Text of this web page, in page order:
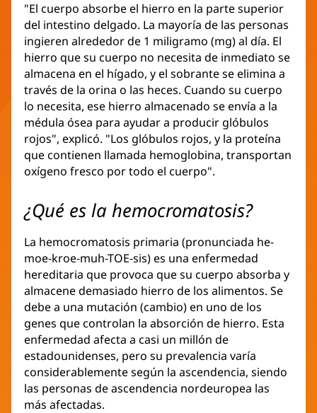
nueva)
una
ventana
nueva)
"El cuerpo absorbe el hierro en la parte superior
del intestino delgado. La mayoría de las personas
ingieren alrededor de 1 miligramo (mg) al día. El
hierro que su cuerpo no necesita de inmediato se
almacena en el hígado, y el sobrante se elimina a
través de la orina o las heces. Cuando su cuerpo
lo necesita, ese hierro almacenado se envía a la
médula ósea para ayudar a producir glóbulos
rojos", explicó. "Los glóbulos rojos, y la proteína
que contienen llamada hemoglobina, transportan
oxígeno fresco por todo el cuerpo".
¿Qué es la hemocromatosis?
La hemocromatosis primaria (pronunciada he-
moe-kroe-muh-TOE-sis) es una enfermedad
hereditaria que provoca que su cuerpo absorba y
almacene demasiado hierro de los alimentos. Se
debe a una mutación (cambio) en uno de los
genes que controlan la absorción de hierro. Esta
enfermedad afecta a casi un millón de
estadounidenses, pero su prevalencia varía
considerablemente según la ascendencia, siendo
las personas de ascendencia nordeuropea las
más afectadas.